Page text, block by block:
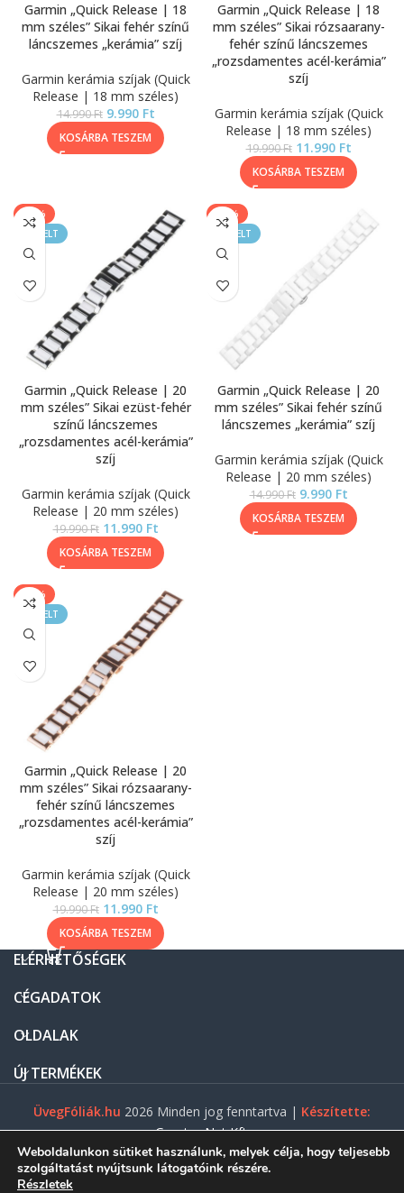
Garmin „Quick Release | 18
mm széles” Sikai fehér színű
láncszemes „kerámia” szíj
Garmin kerámia szíjak (Quick
Release | 18 mm széles)
14.990Ft 9.990 Ft
KOSÁRBA TESZEM
Garmin „Quick Release | 18
mm széles” Sikai rózsaarany-
fehér színű láncszemes
„rozsdamentes acél-kerámia”
szíj
Garmin kerámia szíjak (Quick
Release | 18 mm széles)
19.990Ft 11.990 Ft
KOSÁRBA TESZEM
-40%
KIEMELT
Garmin „Quick Release | 20
mm széles” Sikai ezüst-fehér
színű láncszemes
„rozsdamentes acél-kerámia”
szíj
Garmin kerámia szíjak (Quick
Release | 20 mm széles)
19.990Ft 11.990 Ft
KOSÁRBA TESZEM
-33%
KIEMELT
Garmin „Quick Release | 20
mm széles” Sikai fehér színű
láncszemes „kerámia” szíj
Garmin kerámia szíjak (Quick
Release | 20 mm széles)
14.990Ft 9.990 Ft
KOSÁRBA TESZEM
-40%
KIEMELT
Garmin „Quick Release | 20
mm széles” Sikai rózsaarany-
fehér színű láncszemes
„rozsdamentes acél-kerámia”
szíj
Garmin kerámia szíjak (Quick
Release | 20 mm széles)
19.990Ft 11.990 Ft
KOSÁRBA TESZEM
ELÉRHETŐSÉGEK
CÉGADATOK
OLDALAK
ÚJ TERMÉKEK
ÜvegFóliák.hu 2026 Minden jog fenntartva | Készítette:
Gasztro Net Kft.
Weboldalunkon sütiket használunk, melyek célja, hogy teljesebb
szolgáltatást nyújtsunk látogatóink részére.
Részletek